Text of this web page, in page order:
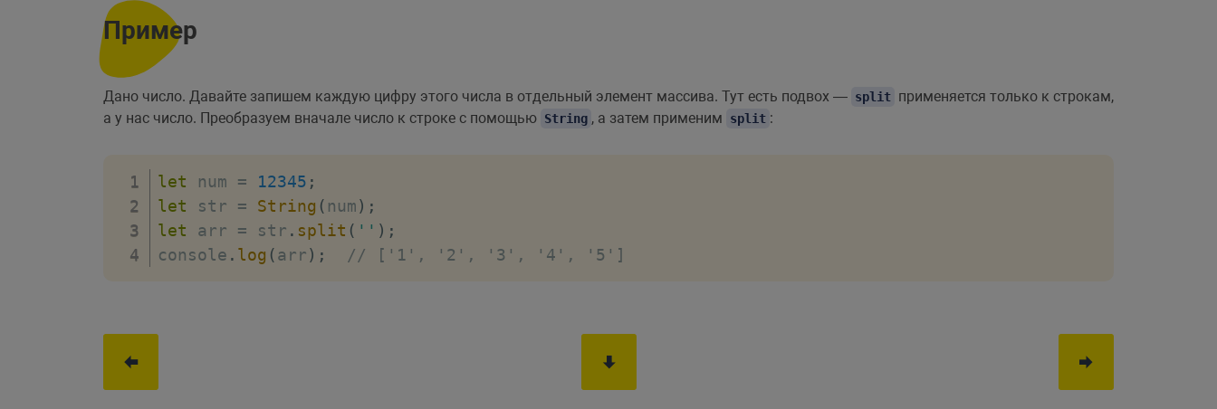
Пример
Дано число. Давайте запишем каждую цифру этого числа в отдельный элемент массива. Тут есть подвох — split применяется только к строкам,
а у нас число. Преобразуем вначале число к строке с помощью String , а затем применим split :
let num = 12345 ;
let str = String ( num) ;
let arr = str . split ( '' ) ;
console . log (arr) ; // ['1', '2', '3', '4', '5']